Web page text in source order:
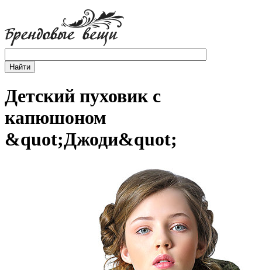
Детский пуховик с
капюшоном
&quot;Джоди&quot;